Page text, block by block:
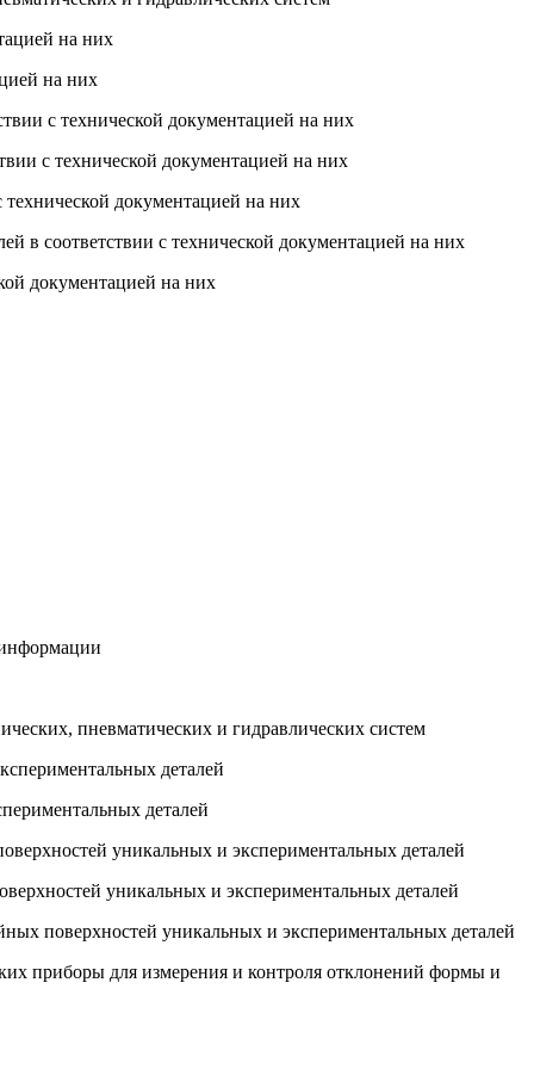
на них
на них
с технической документацией на них
с технической документацией на них
документацией на них
в соответствии с технической документацией на них
документацией на них
пневматических и гидравлических систем
деталей
деталей
уникальных и экспериментальных деталей
уникальных и экспериментальных деталей
поверхностей уникальных и экспериментальных деталей
приборы для измерения и контроля отклонений формы и